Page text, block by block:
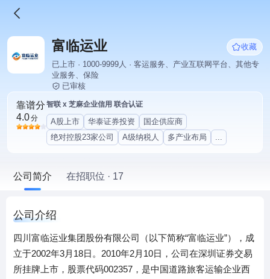
富临运业
收藏
已上市 · 1000-9999人 · 客运服务、产业互联网平台、其他专
业服务、保险
已审核
靠谱分
4.0分
智联 x 芝麻企业信用 联合认证
A股上市 华泰证券投资
国企供应商
绝对控股23家公司
A级纳税人 多产业布局 ...
公司简介 在招职位 · 17
公司介绍
四川富临运业集团股份有限公司（以下简称“富临运业”），成
立于2002年3月18日。2010年2月10日，公司在深圳证券交易
所挂牌上市，股票代码002357，是中国道路旅客运输企业西